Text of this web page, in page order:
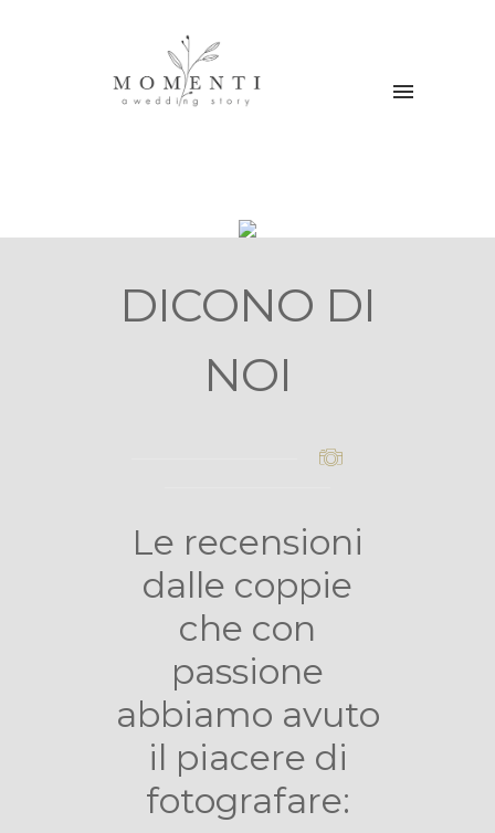
DICONO DI
NOI
Le recensioni
dalle coppie
che con
passione
abbiamo avuto
il piacere di
fotografare: